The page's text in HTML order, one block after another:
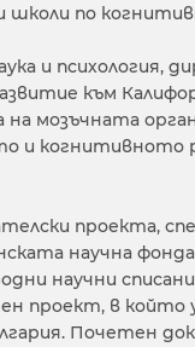
по
и психология,
към
мозъчната
и
проекта,
научна
научни
проект, в
Почетен